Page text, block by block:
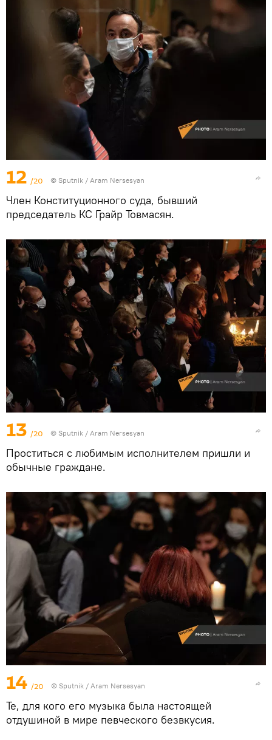
12 /20 © Sputnik / Aram Nersesyan
Член Конституционного суда, бывший
председатель КС Грайр Товмасян.
13 /20 © Sputnik / Aram Nersesyan
Проститься с любимым исполнителем пришли и
обычные граждане.
14 /20 © Sputnik / Aram Nersesyan
Те, для кого его музыка была настоящей
отдушиной в мире певческого безвкусия.